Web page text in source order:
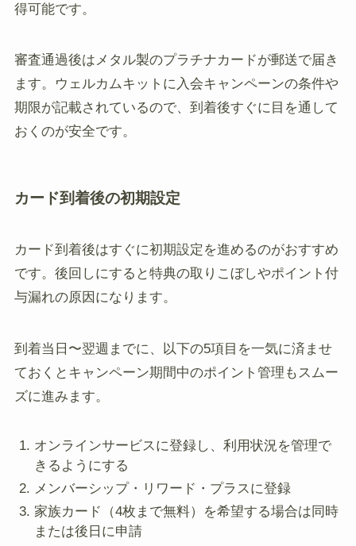
得可能です。
審査通過後はメタル製のプラチナカードが郵送で届き
ます。ウェルカムキットに入会キャンペーンの条件や
期限が記載されているので、到着後すぐに目を通して
おくのが安全です。
カード到着後の初期設定
カード到着後はすぐに初期設定を進めるのがおすすめ
です。後回しにすると特典の取りこぼしやポイント付
与漏れの原因になります。
到着当日〜翌週までに、以下の5項目を一気に済ませ
ておくとキャンペーン期間中のポイント管理もスムー
ズに進みます。
オンラインサービスに登録し、利用状況を管理で
きるようにする
メンバーシップ・リワード・プラスに登録
家族カード（4枚まで無料）を希望する場合は同時
または後日に申請